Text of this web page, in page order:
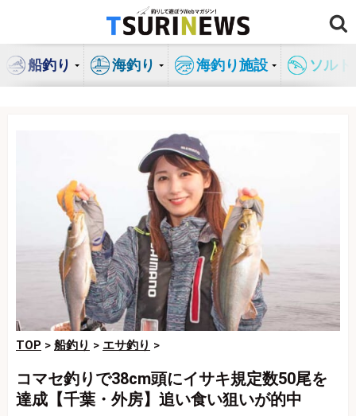
ン
船釣り 海釣り 海釣り施設 ソル
TOP > 船釣り > エサ釣り >
コマセ釣りで38cm頭にイサキ規定数50尾を
達成【千葉・外房】追い食い狙いが的中